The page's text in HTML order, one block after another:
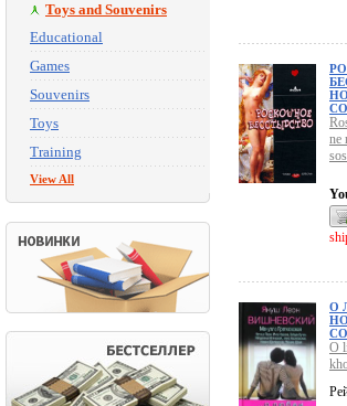
Toys and Souvenirs
Educational
Games
Souvenirs
Toys
Training
View All
ne
О
O